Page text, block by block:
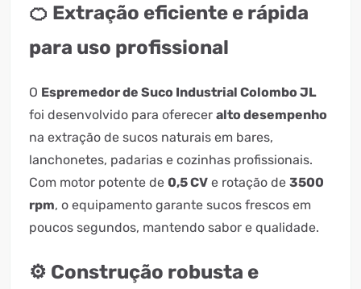
🍊 Extração eficiente e rápida
para uso profissional
O Espremedor de Suco Industrial Colombo JL
foi desenvolvido para oferecer alto desempenho
na extração de sucos naturais em bares,
lanchonetes, padarias e cozinhas profissionais.
Com motor potente de 0,5 CV e rotação de 3500
rpm, o equipamento garante sucos frescos em
poucos segundos, mantendo sabor e qualidade.
⚙️ Construção robusta e